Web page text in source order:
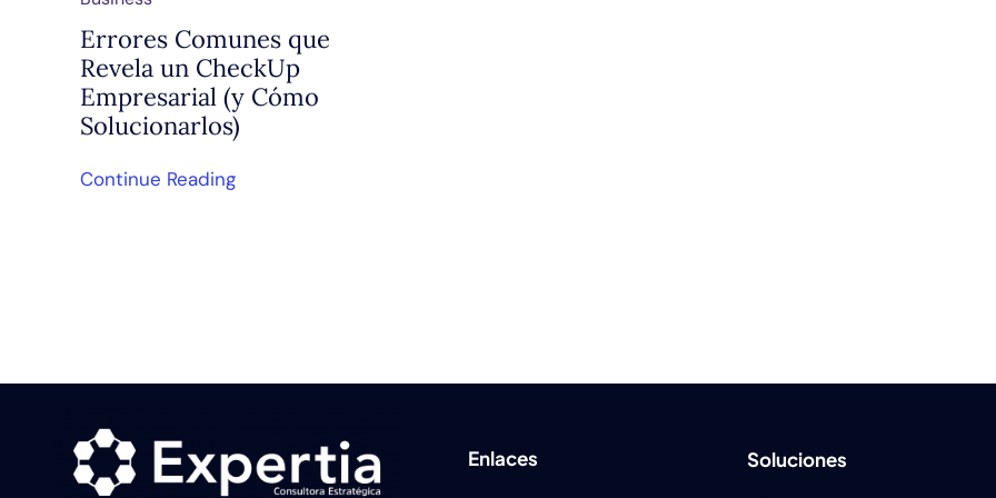
Errores Comunes que
Revela un CheckUp
Empresarial (y Cómo
Solucionarlos)
Continue Reading
Enlaces Soluciones